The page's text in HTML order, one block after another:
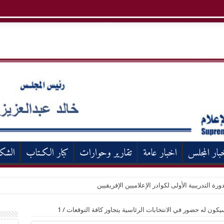
المجلس اخبار عامة تقارير وحوارات كبار الكـتاب
التدريبية الأولى لكوادر الإعلاميين الإفريقيين
له حضور في الانتخابات الرئاسية يتجاوز كافة التوقعات /
1